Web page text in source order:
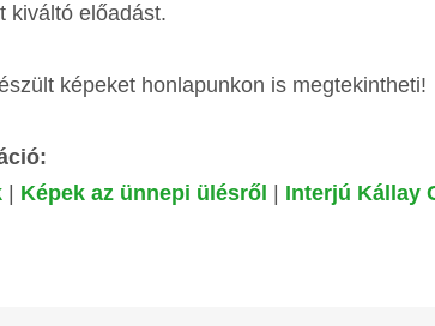
kiváltó előadást.
képeket honlapunkon is megtekintheti!
Képek az ünnepi ülésről Interjú Kállay